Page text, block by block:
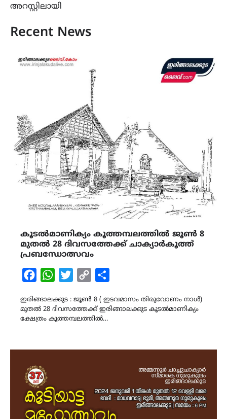
അറസ്റ്റിലായി
Recent News
കൂടൽമാണിക്യം കൂത്തമ്പലത്തിൽ ജൂൺ 8
മുതൽ 28 ദിവസത്തേക്ക് ചാക്യാർകൂത്ത്
പ്രബന്ധോത്സവം
FacebookWhatsAppTwitterCopy
ഇരിങ്ങാലക്കുട : ജൂൺ 8 ( ഇടവമാസം തിരുവോണം നാൾ)
മുതൽ 28 ദിവസത്തേക്ക് ഇരിങ്ങാലക്കുട കൂടൽമാണിക്യം
ക്ഷേത്രം കൂത്തമ്പലത്തിൽ…